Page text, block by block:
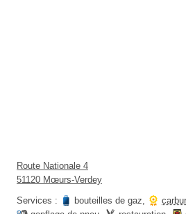
Route Nationale 4
51120 Mœurs-Verdey
Services :
bouteilles de gaz,